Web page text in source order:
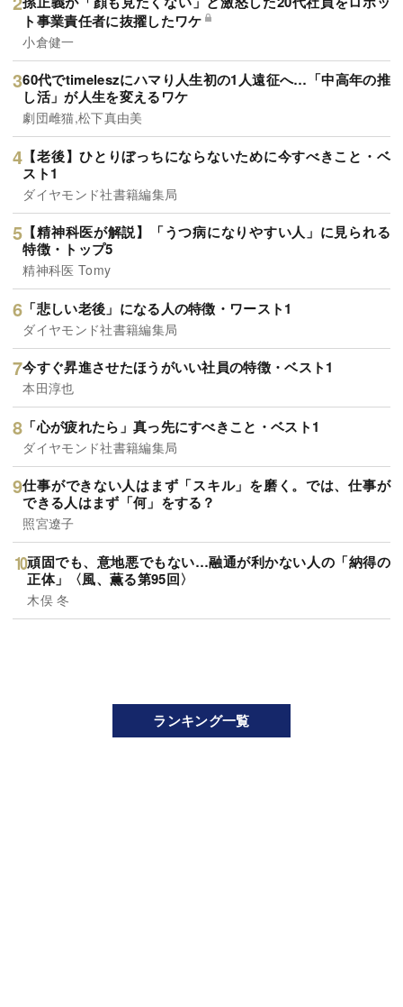
ト事業責任者に抜擢したワケ
小倉健一
60代でtimeleszにハマり人生初の1人遠征へ…「中高年の推
し活」が人生を変えるワケ
劇団雌猫,松下真由美
【老後】ひとりぼっちにならないために今すべきこと・ベ
スト1
ダイヤモンド社書籍編集局
【精神科医が解説】「うつ病になりやすい人」に見られる
特徴・トップ5
精神科医 Tomy
「悲しい老後」になる人の特徴・ワースト1
ダイヤモンド社書籍編集局
今すぐ昇進させたほうがいい社員の特徴・ベスト1
本田淳也
「心が疲れたら」真っ先にすべきこと・ベスト1
ダイヤモンド社書籍編集局
仕事ができない人はまず「スキル」を磨く。では、仕事が
できる人はまず「何」をする？
照宮遼子
頑固でも、意地悪でもない…融通が利かない人の「納得の
正体」〈風、薫る第95回〉
木俣 冬
ランキング一覧